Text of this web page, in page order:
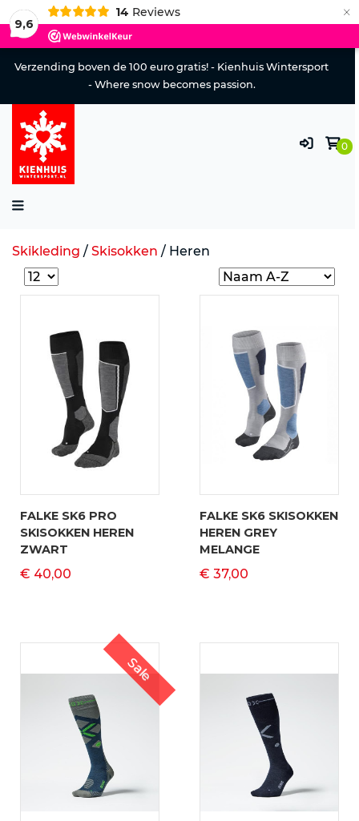
9,6
14 Reviews ×
Verzending boven de 100 euro gratis! - Kienhuis Wintersport
- Where snow becomes passion.
0
Skikleding / Skisokken / Heren
FALKE SK6 PRO
SKISOKKEN HEREN
ZWART
€ 40,00
FALKE SK6 SKISOKKEN
HEREN GREY
MELANGE
€ 37,00
Sale